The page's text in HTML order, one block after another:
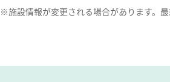
※施設情報が変更される場合があります。